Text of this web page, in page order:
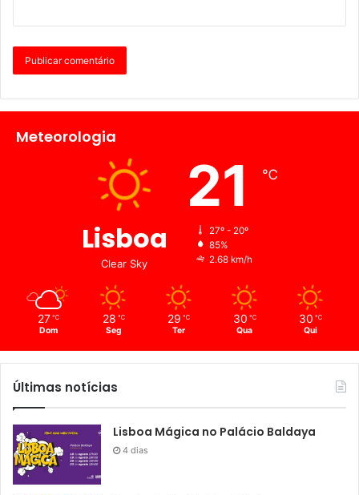
Meteorologia
Lisboa
Clear Sky
21 ℃
27º - 20º
85%
2.68 km/h
27 ℃
Dom
28 ℃
Seg
29 ℃
Ter
30 ℃
Qua
30 ℃
Qui
Últimas notícias
Lisboa Mágica no Palácio Baldaya
4 dias